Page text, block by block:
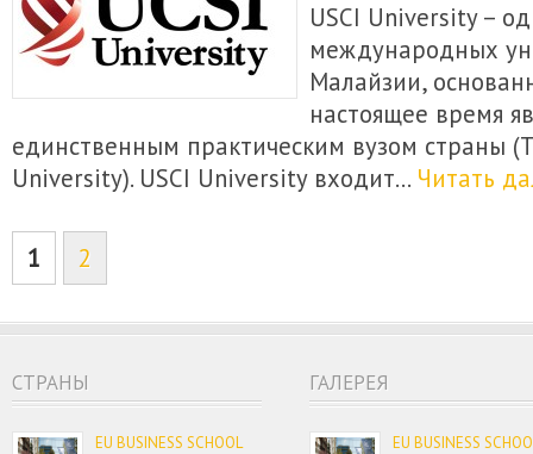
USCI University –
международных
Малайзии,
настоящее время
единственным практическим вузом страны
University). USCI University входит… Читать
1 2
CТРАНЫ
EU BUSINESS SCHOOL
ГАЛЕРЕЯ
EU BUSINESS